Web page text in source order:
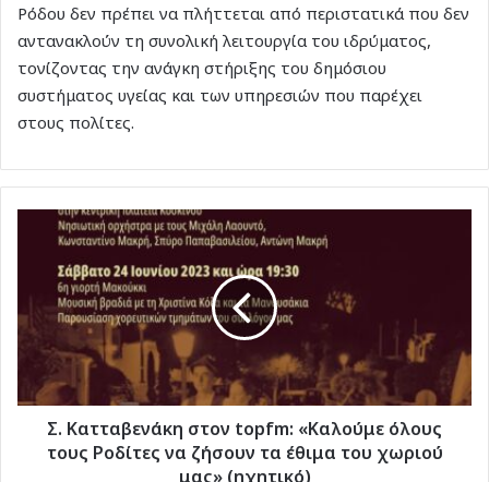
Ρόδου δεν πρέπει να πλήττεται από περιστατικά που δεν
αντανακλούν τη συνολική λειτουργία του ιδρύματος,
τονίζοντας την ανάγκη στήριξης του δημόσιου
συστήματος υγείας και των υπηρεσιών που παρέχει
στους πολίτες.
Κατταβενάκη
topfm:
«Καλούμε
όλους
τους
Ροδίτες
να
ζήσουνΣ. Κατταβενάκη στον topfm: «Καλούμε όλους
τους Ροδίτες να ζήσουν τα έθιμα του χωριού
μας» (ηχητικό)